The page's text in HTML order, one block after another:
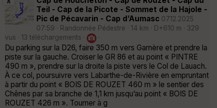
Teil - Cap de la Picote - Sommet de la Hajole -
Pic de Pécavarin - Cap d’Aumasc 07.12.2025
07:59 · Randonnée Pédestre · 14 km · D+610 m · 329
vus · 13 téléchargements ·
·
Du parking sur la D26, faire 350 m vers Garnère et prendre la
piste sur la gauche. Croiser le GR 86 et au point « PINTRE
490 m », prendre sur la droite la piste vers le Col de Lauach.
À ce col, poursuivre vers Labarthe-de-Rivière en empruntant
à partir du point « BOIS DE ROUZET 460 m » le sentier des
Chênes par sa branche de 1,1 km jusqu’au point « BOIS DE
ROUZET 426 m ». Tourner à g